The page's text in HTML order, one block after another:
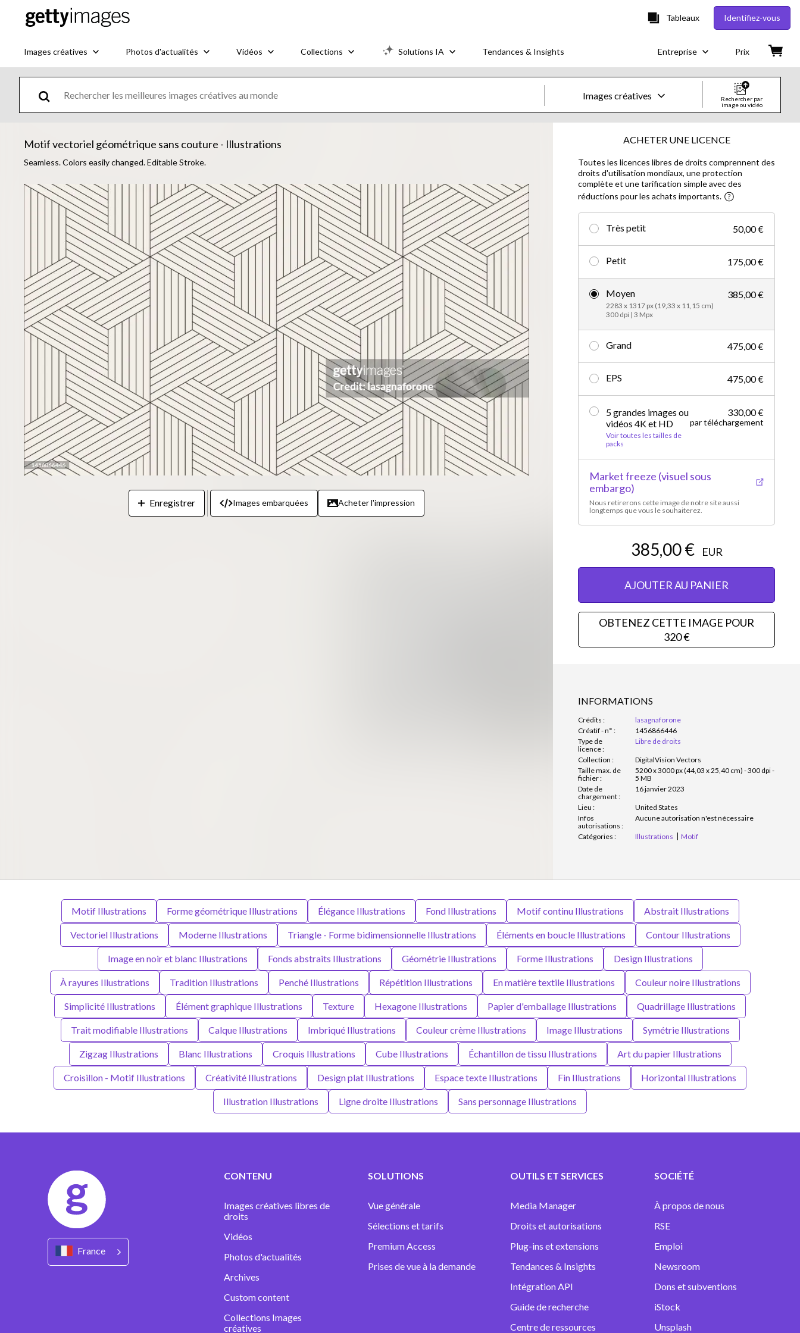
Tableaux Identifiez-vous
Images créatives Photos d'actualités Vidéos Collections Solutions IA Tendances & Insights Entreprise Prix
Images créatives
Images
Images créatives
Vidéos créatives
Vidéos d’actualités
Rechercher par
image ou vidéo
Motif vectoriel géométrique sans couture - Illustrations
Seamless. Colors easily changed. Editable Stroke.
Enregistrer Images embarquées Acheter l'impression
ACHETER UNE LICENCE
Toutes les licences libres de droits comprennent des
droits d'utilisation mondiaux, une protection
complète et une tarification simple avec des
réductions pour les achats importants.
Très petit 50,00 €
Petit 175,00 €
Moyen
2283 x 1317 px (19,33 x 11,15 cm)
300 dpi | 3 Mpx
385,00 €
Grand 475,00 €
EPS 475,00 €
5 grandes images ou
vidéos 4K et HD
Voir toutes les tailles de
packs
330,00 €
par téléchargement
Market freeze (visuel sous
embargo)
Nous retirerons cette image de notre site aussi
longtemps que vous le souhaiterez.
385,00 € EUR
AJOUTER AU PANIER
OBTENEZ CETTE IMAGE POUR
320 €
INFORMATIONS
Crédits :
lasagnaforone
Créatif - n° :
1456866446
Type de
licence :
Libre de droits
Collection :
DigitalVision Vectors
Taille max. de
fichier :
5200 x 3000 px (44,03 x 25,40 cm) - 300 dpi -
5 MB
Date de
chargement :
16 janvier 2023
Lieu :
United States
Infos
autorisations :
Aucune autorisation n'est nécessaire
Catégories : Illustrations Motif
Motif Illustrations Forme géométrique Illustrations Élégance Illustrations Fond Illustrations Motif continu Illustrations Abstrait Illustrations
Vectoriel Illustrations Moderne Illustrations Triangle - Forme bidimensionnelle Illustrations Éléments en boucle Illustrations Contour Illustrations
Image en noir et blanc Illustrations Fonds abstraits Illustrations Géométrie Illustrations Forme Illustrations Design Illustrations
À rayures Illustrations Tradition Illustrations Penché Illustrations Répétition Illustrations En matière textile Illustrations Couleur noire Illustrations
Simplicité Illustrations Élément graphique Illustrations Texture Hexagone Illustrations Papier d'emballage Illustrations Quadrillage Illustrations
Trait modifiable Illustrations Calque Illustrations Imbriqué Illustrations Couleur crème Illustrations Image Illustrations Symétrie Illustrations
Zigzag Illustrations Blanc Illustrations Croquis Illustrations Cube Illustrations Échantillon de tissu Illustrations Art du papier Illustrations
Croisillon - Motif Illustrations Créativité Illustrations Design plat Illustrations Espace texte Illustrations Fin Illustrations Horizontal Illustrations
Illustration Illustrations Ligne droite Illustrations Sans personnage Illustrations
France
CONTENU
Images créatives libres de
droits
Vidéos
Photos d'actualités
Archives
Custom content
Collections Images
créatives
SOLUTIONS
Vue générale
Sélections et tarifs
Premium Access
Prises de vue à la demande
OUTILS ET SERVICES
Media Manager
Droits et autorisations
Plug-ins et extensions
Tendances & Insights
Intégration API
Guide de recherche
Centre de ressources
SOCIÉTÉ
À propos de nous
RSE
Emploi
Newsroom
Dons et subventions
iStock
Unsplash